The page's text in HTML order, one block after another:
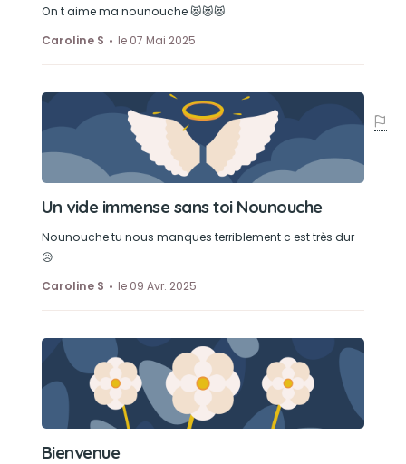
On t aime ma nounouche 😻😻😻
Caroline S
le 07 Mai 2025
Un vide immense sans toi Nounouche
Nounouche tu nous manques terriblement c est très dur
😥
Caroline S
le 09 Avr. 2025
Bienvenue